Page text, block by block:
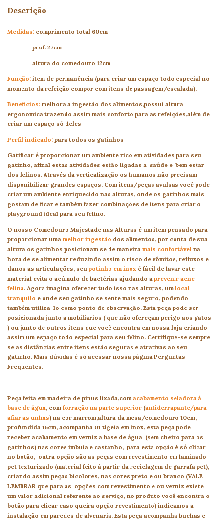
Descrição
Medidas: comprimento total 60cm
prof. 27cm
altura do comedouro 12cm
Função: item de permanência (para criar um espaço todo especial no
momento da refeição compor com itens de passagem/escalada).
Beneficios: melhora a ingestão dos alimentos,possui altura
ergonomica trazendo assim mais conforto para as refeições,além de
criar um espaço só deles
Perfil indicado: para todos os gatinhos
Gatificar é proporcionar um ambiente rico em atividades para seu
gatinho, afinal estas atividades estão ligadas a saúde e bem estar
dos felinos. Através da verticalização os humanos não precisam
disponibilizar grandes espaços. Com itens/peças avulsas você pode
criar um ambiente enriquecido nas alturas, onde os gatinhos mais
gostam de ficar e também fazer combinações de itens para criar o
playground ideal para seu felino.
O nosso Comedouro Majestade nas Alturas é um item pensado para
proporcionar uma melhor ingestão dos alimentos, por conta de sua
altura os gatinhos posicionam se de maneira mais confortável na
hora de se alimentar reduzindo assim o risco de vômitos, refluxos e
danos as articulações, seu potinho em inox é fácil de lavar este
material evita o acúmulo de bactérias ajudando a prevenir acne
felina. Agora imagina oferecer tudo isso nas alturas, um local
tranquilo e onde seu gatinho se sente mais seguro, podendo
também utiliza-lo como ponto de observação. Esta peça pode ser
posicionada junto a mobilíarios ( que não ofereçam perigo aos gatos
) ou junto de outros itens que você encontra em nossa loja criando
assim um espaço todo especial para seu felino. Certifique-se sempre
se as distâncias entre itens estão seguras e atrativas ao seu
gatinho. Mais dúvidas é só acessar nossa página Perguntas
Frequentes.
Peça feita em madeira de pinus lixada,com acabamento seladora à
base de água, com forração na parte superior (antiderrapante/para
afiar as unhas) na cor marrom,altura da mesa/comedouro 10cm,
profundida 16cm, acompanha 01 tigela em inox, esta peça pode
receber acabamento em verniz a base de água (sem cheiro para os
gatinhos) nas cores imbuia e castanho, para esta opção é só clicar
no botão, outra opção são as peças com revestimento em laminado
pet texturizado (material feito à partir da reciclagem de garrafa pet),
criando assim peças bicolores, nas cores preto e ou branco (VALE
LEMBRAR que para as opções com revestimento e ou verniz existe
um valor adicional referente ao serviço, no produto você encontra o
botão para clicar caso queira opção revestimento) indicamos a
instalação em paredes de alvenaria. Esta peça acompanha buchas e